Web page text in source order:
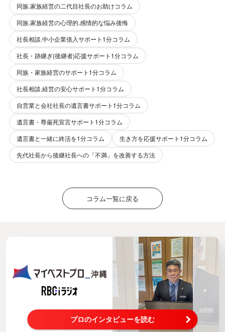
同族.家族経営の二代目社長のお助けコラム
同族.家族経営の心理的.感情的な悩み後悔
社長相談.中小企業借入サポート1分コラム
社長・跡継ぎ(後継者)応援サポート1分コラム
同族・家族経営のサポート1分コラム
社長相談.経営の安心サポート1分コラム
自営業と会社社長の遺言書サポート1分コラム
遺言書・尊厳死宣言サポート1分コラム
遺言書と一緒に終活を1分コラム
生き方を応援サポート1分コラム
先代社長から後継社長への「不満」を改善する方法
コラム一覧に戻る
プロのインタビューを読む